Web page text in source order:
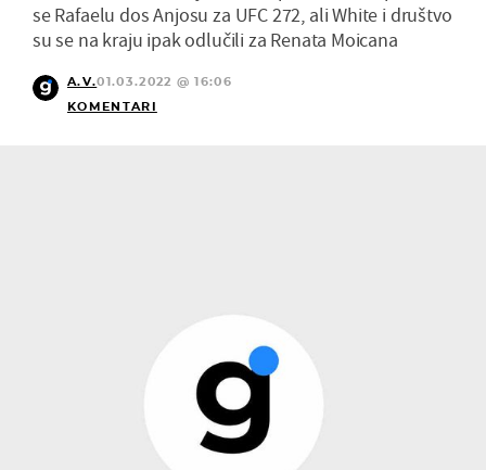
se Rafaelu dos Anjosu za UFC 272, ali White i društvo
su se na kraju ipak odlučili za Renata Moicana
A.V.01.03.2022 @ 16:06
KOMENTARI